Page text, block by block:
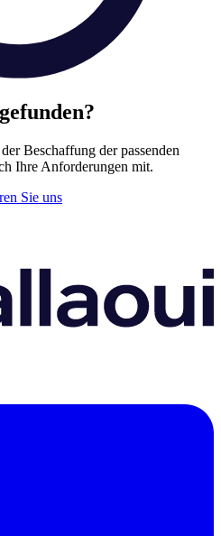
Beschaffung der passenden
Ihre Anforderungen mit.
Sie uns